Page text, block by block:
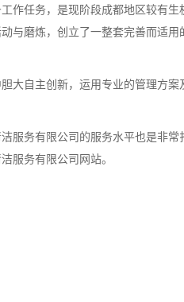
任务，是现阶段成都地区较有
磨炼，创立了一整套完善而适
自主创新，运用专业的管理方
务有限公司的服务水平也是非
服务有限公司网站。